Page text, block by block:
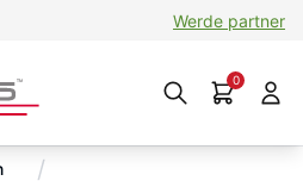
Werde partner
0
/